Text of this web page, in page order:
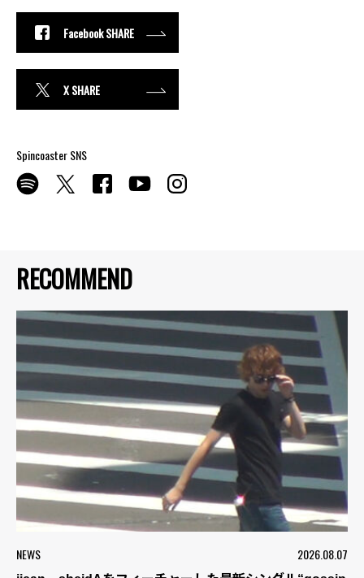
RECOMMEND
NEWS 2026.08.07
Facebook SHARE
X SHARE
Spincoaster SNS